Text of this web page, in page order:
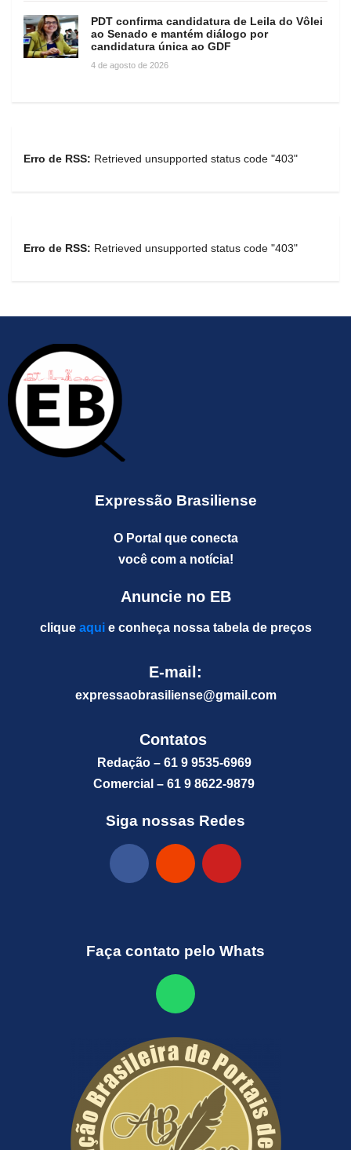
PDT confirma candidatura de Leila do Vôlei
ao Senado e mantém diálogo por
candidatura única ao GDF
4 de agosto de 2026
Erro de RSS: Retrieved unsupported status code "403"
Erro de RSS: Retrieved unsupported status code "403"
Expressão Brasiliense
O Portal que conecta
você com a notícia!
Anuncie no EB
clique aquie conheça nossa tabela de preços
E-mail:
expressaobrasiliense@gmail.com
Contatos
Redação – 61 9 9535-6969
Comercial – 61 9 8622-9879
Siga nossas Redes
Faça contato pelo Whats